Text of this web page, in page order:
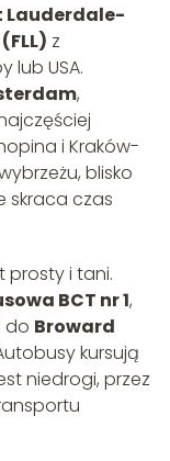
Lauderdale-
z
lub USA.
,
i Kraków-
blisko
skraca czas
prosty i tani.
BCT nr 1,
do Broward
kursują
niedrogi, przez